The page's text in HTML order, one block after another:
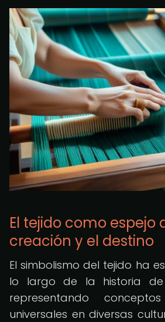
El tejido como espejo
creación y el destino
El simbolismo del tejido ha
lo largo de la historia de
representando
universales en diversas